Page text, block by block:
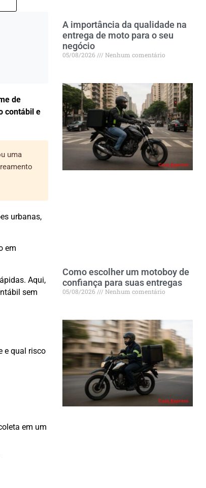
de
contábil e
uma
urbanas,
em
Aqui,
sem
e qual risco
em um
A importância da qualidade na
entrega de moto para o seu
negócio
05/08/2026 Nenhum comentário
Como escolher um motoboy de
confiança para suas entregas
05/08/2026 Nenhum comentário